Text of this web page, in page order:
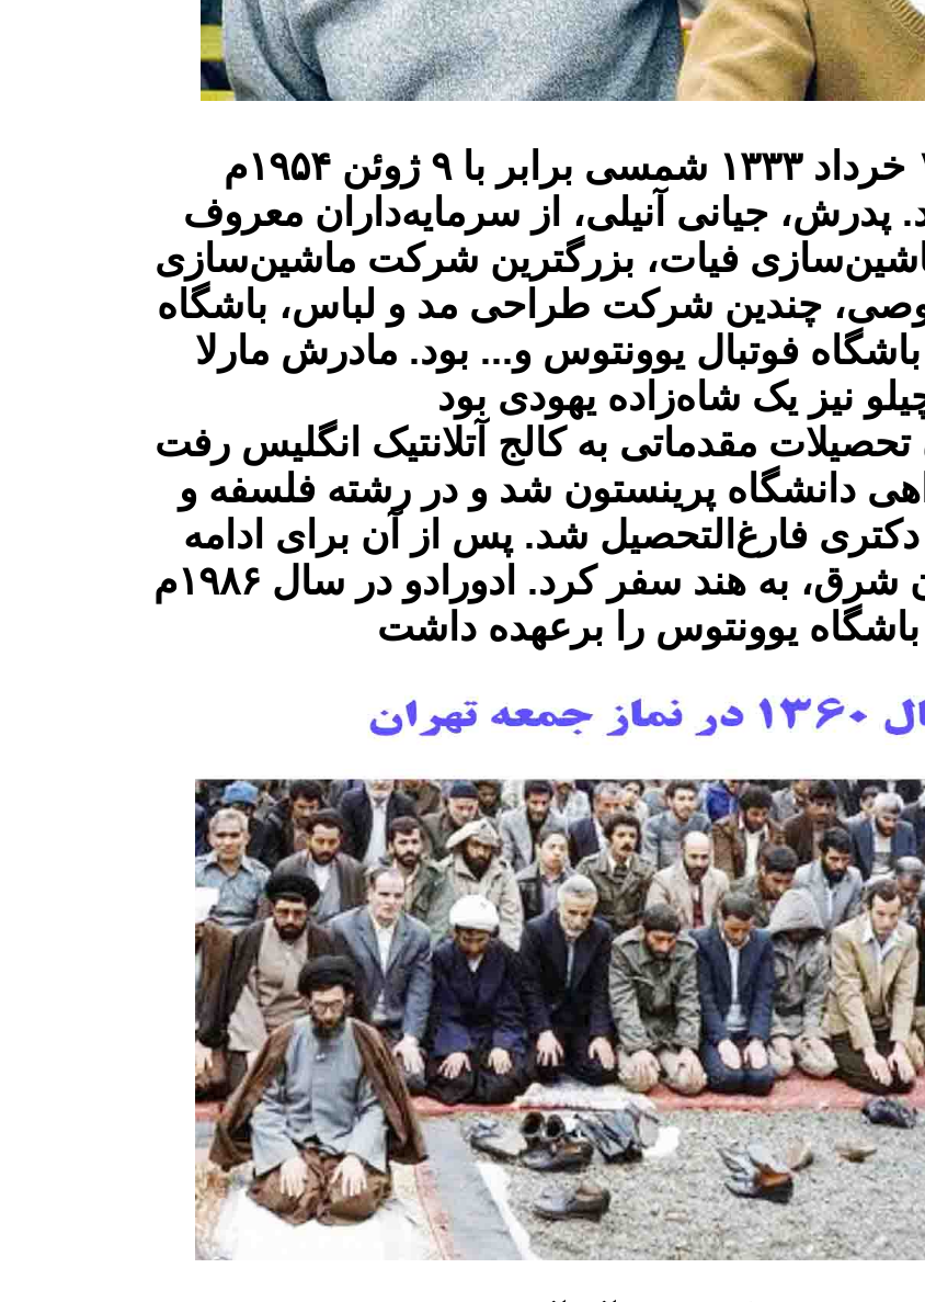
ادواردو آنیلی در ۱۹ خرداد ۱۳۳۳ شمسی برابر با ۹ ژوئن ۱۹۵۴م
پدرش، جیانی آنیلی، از سرمایه‌داران معروف
فیات، بزرگترین شرکت ماشین‌سازی
خصوصی، چندین شرکت طراحی مد و لباس،‌ باشگاه
باشگاه فوتبال یوونتوس و... بود. مادرش مارلا
تحصیلات مقدماتی به کالج آتلانتیک انگلیس رفت
دانشگاه پرینستون شد و در رشته فلسفه و
فارغ‌التحصیل شد. پس از آن برای ادامه
مطالعات در زمینه ادیان شرق، به هند سفر کرد. ادورادو در سال ۱۹۸۶م